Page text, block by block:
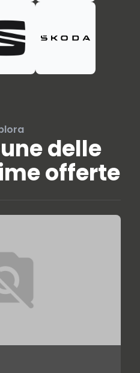
delle
offerte